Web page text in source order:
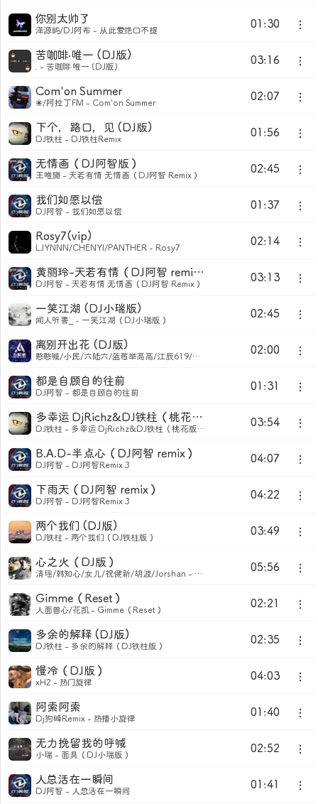
01:30
你别太帅了
泽源屿/DJ阿布 - 从此爱绝口不提
03:16
苦咖啡·唯一 (DJ版)
. - 苦咖啡·唯一 (DJ版)
02:07
Com'on Summer
❀/阿拉丁FM - Com'on Summer
01:56
下个，路口，见 (DJ版)
DJ铁柱 - DJ铁柱Remix
02:45
无情画（DJ阿智版）
王唯旖 - 天若有情 无情画（DJ阿智 Remix）
01:37
我们如愿以偿
DJ阿智 - 我们如愿以偿
02:14
Rosy7(vip)
LJYNNN/CHENYI/PANTHER - Rosy7
03:13
黄丽玲-天若有情（DJ阿智 remix）
DJ阿智 - 天若有情 无情画（DJ阿智 Remix）
02:45
一笑江湖 (DJ小瑞版)
闻人听書_ - 一笑江湖（DJ小瑞版）
02:00
离别开出花 (DJ版)
憨憨喊/小民/六陆六/蓝莓举高高/江辰619/绿逗/分配的灵感和/杨鄂成/劳动分工界面开发力度/月儿弯弯/冯茂丽/小胡/dfgkfd lg/一碗稀饭/DoubleJ/烨聆/wuke小蓝/Tufooo/偷偷/陈浩 - 离别开出花
01:31
都是自顾自的往前
DJ阿智 - 都是自顾自的往前
03:54
多幸运 DjRichz&DJ铁柱（桃花版）
DJ铁柱 - 多幸运 DjRichz&DJ铁柱（桃花版）
04:07
B.A.D-半点心（DJ阿智 remix）
DJ阿智 - DJ阿智Remix 3
04:22
下雨天（DJ阿智 remix）
DJ阿智 - DJ阿智Remix 3
03:49
两个我们 (DJ版)
DJ铁柱 - 两个我们（DJ铁柱版）
05:56
心之火（DJ版）
清瑶/韩知心/女儿/祝健新/胡波/Jorshan - 心之火（DJ版）
02:21
Gimme（Reset）
人面兽心/花凯 - Gimme（Reset）
02:35
多余的解释 (DJ版)
DJ铁柱 - 多余的解释（DJ铁柱版）
04:03
慢冷（DJ版）
xH2 - 热门旋律
01:40
阿索阿索
Dj狗峰Remix - 热播小旋律
02:52
无力挽留我的呼喊
小瑞 - 面具（DJ小瑞版）
01:41
人总活在一瞬间
DJ阿智 - 人总活在一瞬间